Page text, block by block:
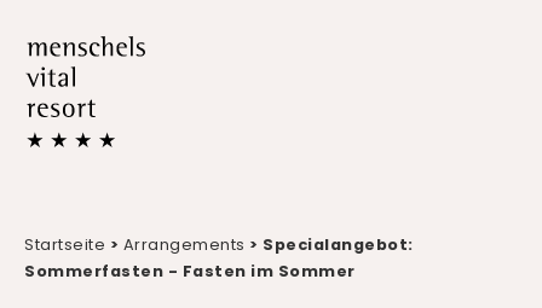
Startseite > Arrangements > Specialangebot:
Sommerfasten - Fasten im Sommer